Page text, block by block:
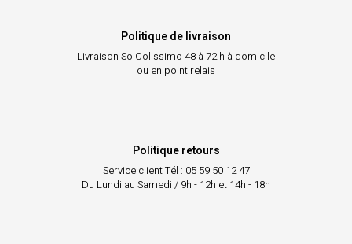
Politique de livraison
Livraison So Colissimo 48 à 72 h à domicile
ou en point relais
Politique retours
Service clientTél : 05 59 50 12 47
Du Lundi au Samedi / 9h - 12h et 14h - 18h